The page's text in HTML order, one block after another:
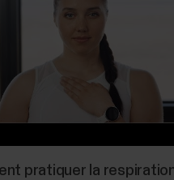
Plus Stages™
suit automatiquement la
chaque phase de
du sommeil en une
pratiquer la